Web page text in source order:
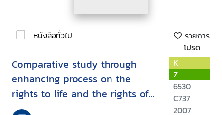
หนังสือทั่วไป
รายการ
โปรด
Comparative study through
enhancing process on the
rights to life and the rights of
self-determination for the
K
Z
6530
C737
2007